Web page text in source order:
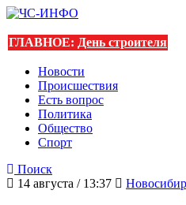
ГЛАВНОЕ: День строителя
Новости
Происшествия
Есть вопрос
Политика
Общество
Спорт
Поиск
14 августа / 13:37